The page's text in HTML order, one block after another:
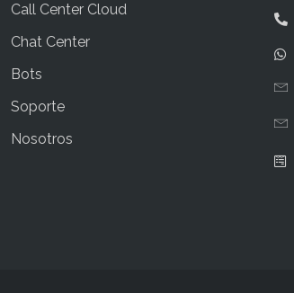
Call Center Cloud
Chat Center
Bots
Soporte
Nosotros